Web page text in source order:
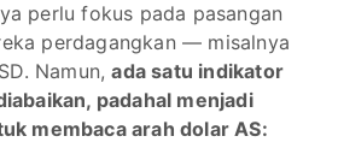
perlu fokus pada pasangan
perdagangkan — misalnya
Namun,ada satu indikator
padahal menjadi
membaca arah dolar AS: